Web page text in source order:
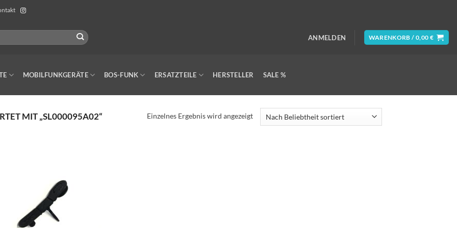
ANMELDEN WARENKORB / 0,00 €
MOBILFUNKGERÄTE BOS-FUNK ERSATZTEILE HERSTELLER SALE %
MIT „SL000095A02“ Einzelnes Ergebnis wird angezeigt